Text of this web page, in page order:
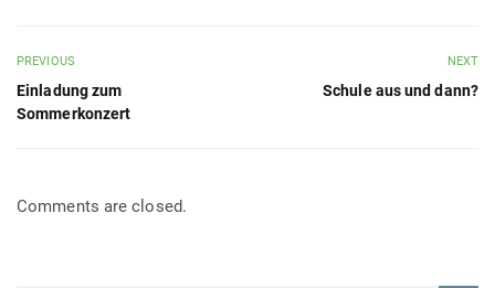
PREVIOUS
Einladung zum
Sommerkonzert
NEXT
Schule aus und dann?
Comments are closed.